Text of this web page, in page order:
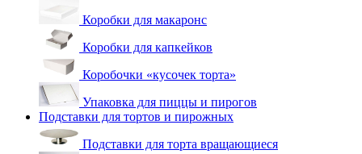
Коробки для макаронс
Коробки для капкейков
Коробочки «кусочек торта»
Упаковка для пиццы и пирогов
Подставки для тортов и пирожных
Подставки для торта вращающиеся